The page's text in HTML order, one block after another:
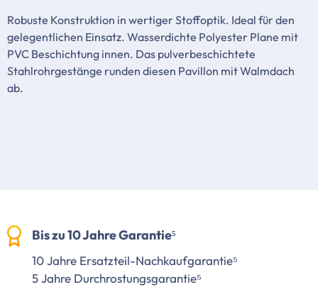
Robuste Konstruktion in wertiger Stoffoptik. Ideal für den
gelegentlichen Einsatz. Wasserdichte Polyester Plane mit
PVC Beschichtung innen. Das pulverbeschichtete
Stahlrohrgestänge runden diesen Pavillon mit Walmdach
ab.
Bis zu 10 Jahre Garantie⁵
10 Jahre Ersatzteil-Nachkaufgarantie⁵
5 Jahre Durchrostungsgarantie⁵